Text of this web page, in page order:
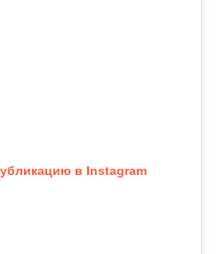
в Instagram